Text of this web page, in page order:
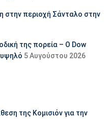
στην περιοχή Σάνταλο στην
της πορεία – Ο Dow
5 Αυγούστου 2026
της Κομισιόν για την